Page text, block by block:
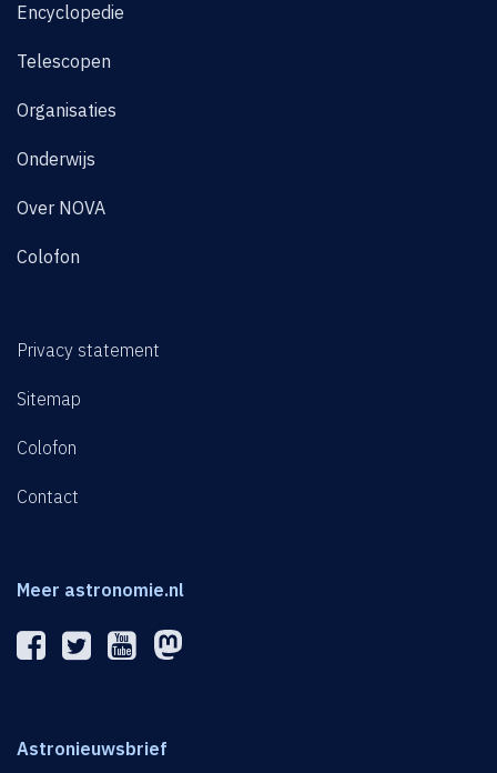
Encyclopedie
Telescopen
Organisaties
Onderwijs
Over NOVA
Colofon
Privacy statement
Sitemap
Colofon
Contact
Meer astronomie.nl
Astronieuwsbrief